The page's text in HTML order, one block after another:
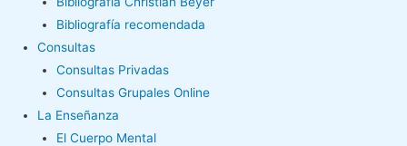
Bibliografía recomendada
Consultas
Consultas Privadas
Consultas Grupales Online
La Enseñanza
El Cuerpo Mental